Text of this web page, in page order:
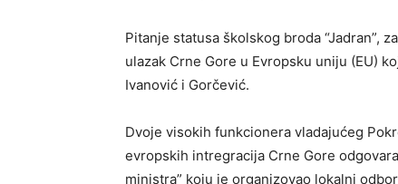
Pitanje statusa školskog broda “Jadran”,
ulazak Crne Gore u Evropsku uniju (EU)
Ivanović i Gorčević.
Dvoje visokih funkcionera vladajućeg
evropskih intregracija Crne Gore
ministra” koju je organizovao lokalni